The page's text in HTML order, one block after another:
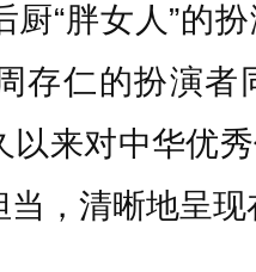
厨“胖女人”的
存仁的扮演者
以来对中华优
当，清晰地呈